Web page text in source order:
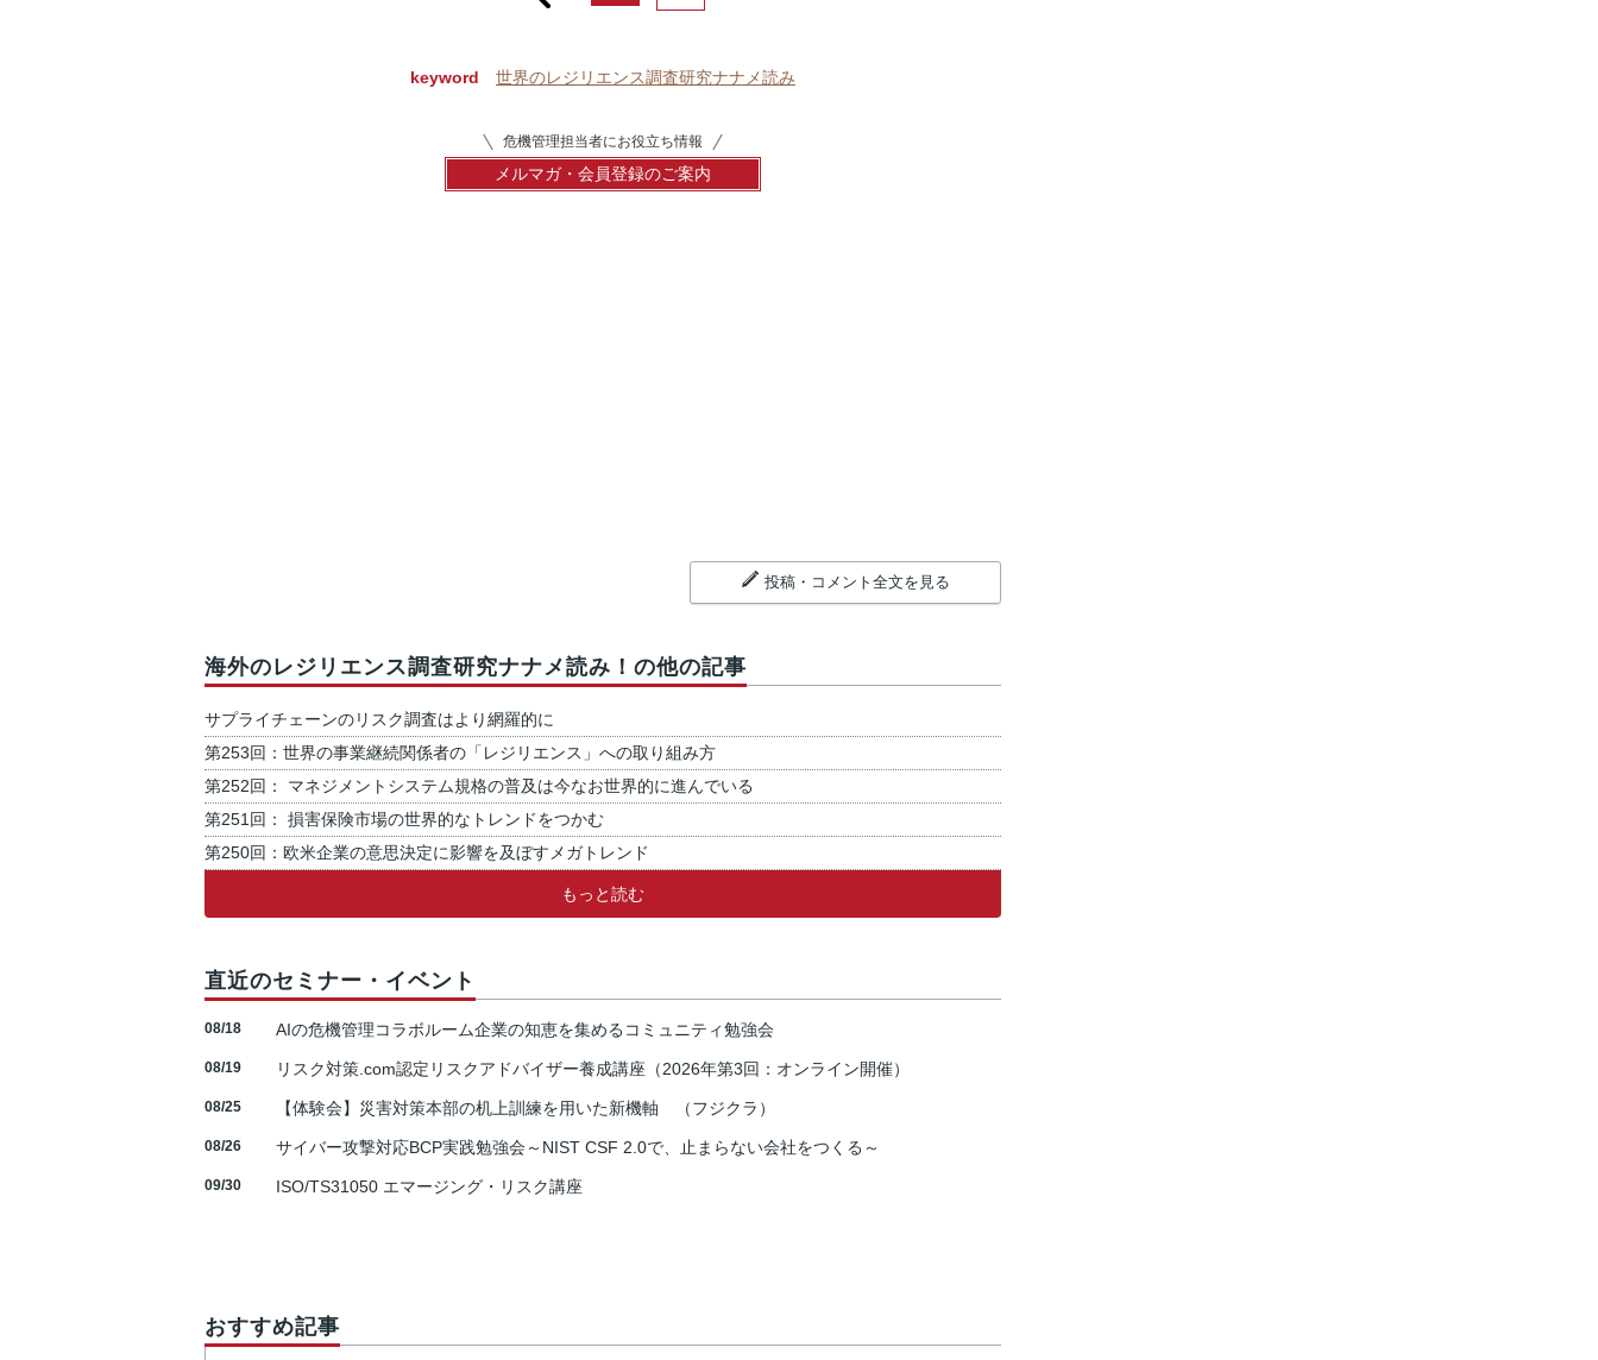
keyword 世界のレジリエンス調査研究ナナメ読み
危機管理担当者にお役立ち情報
メルマガ・会員登録のご案内
投稿・コメント全文を見る
海外のレジリエンス調査研究ナナメ読み！の他の記事
サプライチェーンのリスク調査はより網羅的に
第253回：世界の事業継続関係者の「レジリエンス」への取り組み方
第252回： マネジメントシステム規格の普及は今なお世界的に進んでいる
第251回： 損害保険市場の世界的なトレンドをつかむ
第250回：欧米企業の意思決定に影響を及ぼすメガトレンド
もっと読む
直近のセミナー・イベント
08/18 AIの危機管理コラボルーム企業の知恵を集めるコミュニティ勉強会
08/19 リスク対策.com認定リスクアドバイザー養成講座（2026年第3回：オンライン開催）
08/25 【体験会】災害対策本部の机上訓練を用いた新機軸 （フジクラ）
08/26 サイバー攻撃対応BCP実践勉強会～NIST CSF 2.0で、止まらない会社をつくる～
09/30 ISO/TS31050 エマージング・リスク講座
おすすめ記事